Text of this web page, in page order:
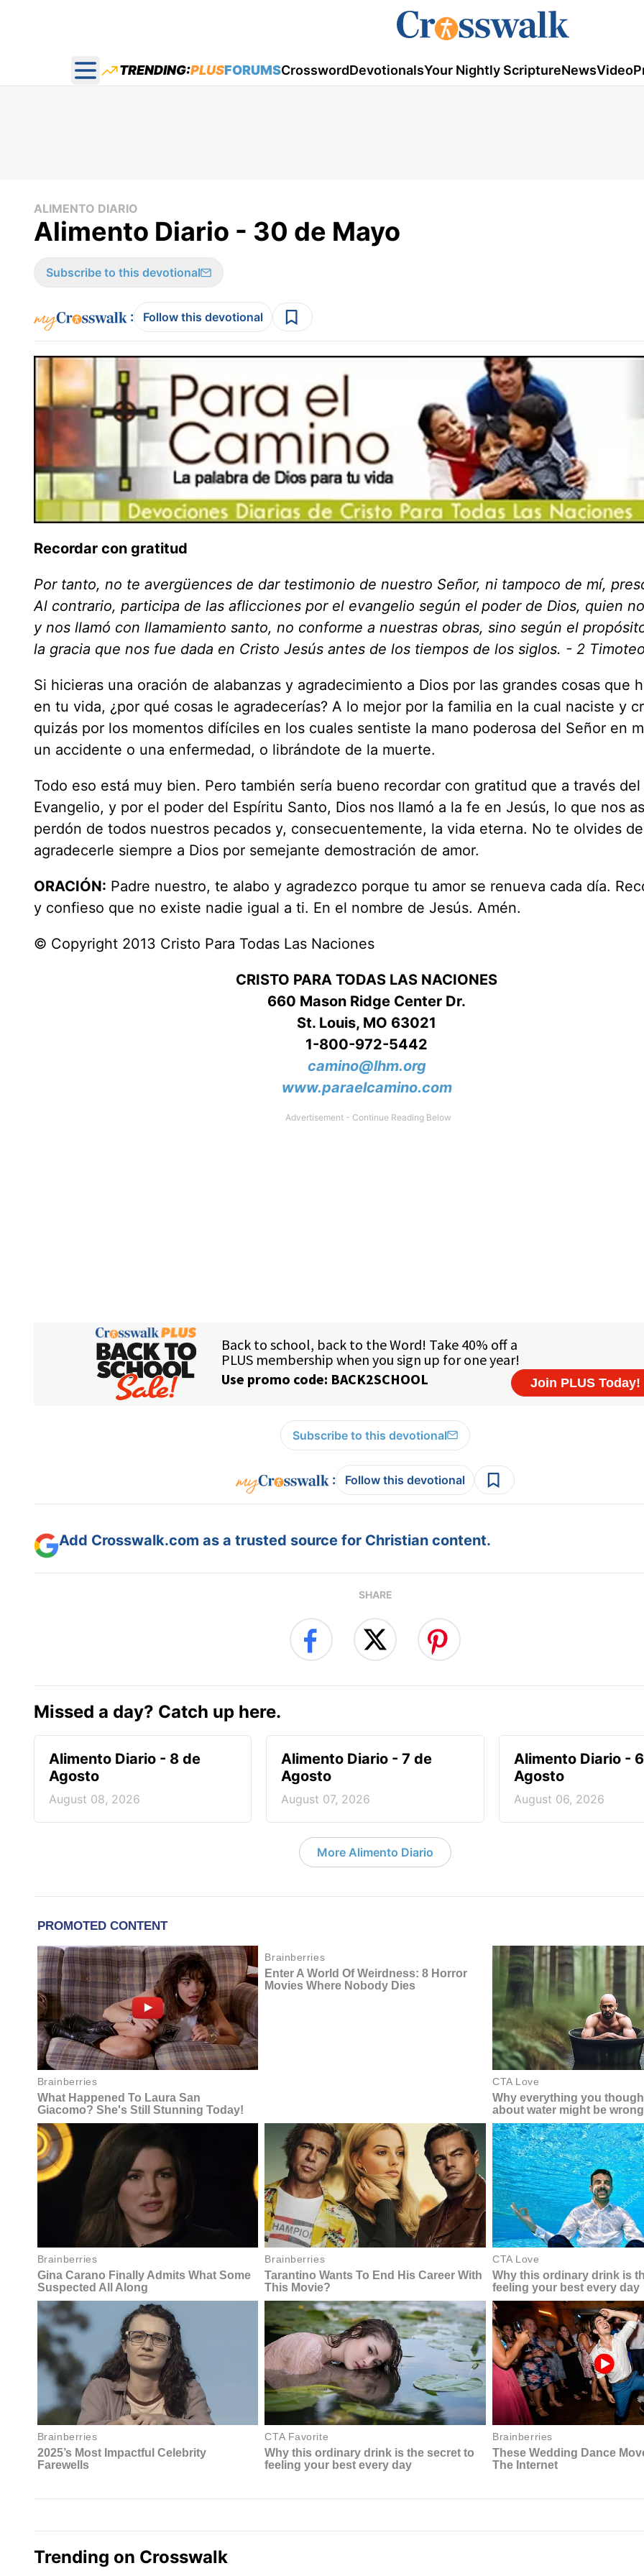
Open main menu
TRENDING:PLUSFORUMSCrosswordDevotionalsYour Nightly ScriptureNewsVideo
ALIMENTO DIARIO
Alimento Diario - 30 de Mayo
Subscribe to this devotional
: Follow this devotional
Recordar con gratitud
Por tanto, no te avergüences de dar testimonio de nuestro Señor, ni tampoco de mí,
Al contrario, participa de las aflicciones por el evangelio según el poder de Dios, quien
y nos llamó con llamamiento santo, no conforme a nuestras obras, sino según el
la gracia que nos fue dada en Cristo Jesús antes de los tiempos de los siglos. - 2
Si hicieras una oración de alabanzas y agradecimiento a Dios por las grandes cosas que
en tu vida, ¿por qué cosas le agradecerías? A lo mejor por la familia en la cual naciste y
quizás por los momentos difíciles en los cuales sentiste la mano poderosa del Señor en
un accidente o una enfermedad, o librándote de la muerte.
Todo eso está muy bien. Pero también sería bueno recordar con gratitud que a través del
Evangelio, y por el poder del Espíritu Santo, Dios nos llamó a la fe en Jesús, lo que nos
perdón de todos nuestros pecados y, consecuentemente, la vida eterna. No te olvides de
agradecerle siempre a Dios por semejante demostración de amor.
ORACIÓN: Padre nuestro, te alabo y agradezco porque tu amor se renueva cada día.
y confieso que no existe nadie igual a ti. En el nombre de Jesús. Amén.
© Copyright 2013 Cristo Para Todas Las Naciones
CRISTO PARA TODAS LAS NACIONES
660 Mason Ridge Center Dr.
St. Louis, MO 63021
1-800-972-5442
camino@lhm.org
www.paraelcamino.com
Subscribe to this devotional
: Follow this devotional
Add Crosswalk.com as a trusted source for Christian content.
SHARE
Missed a day? Catch up here.
Alimento Diario - 8 de
Agosto
August 08, 2026
Alimento Diario - 7 de
Agosto
August 07, 2026
Alimento Diario -
Agosto
August 06, 2026
More Alimento Diario
Trending on Crosswalk